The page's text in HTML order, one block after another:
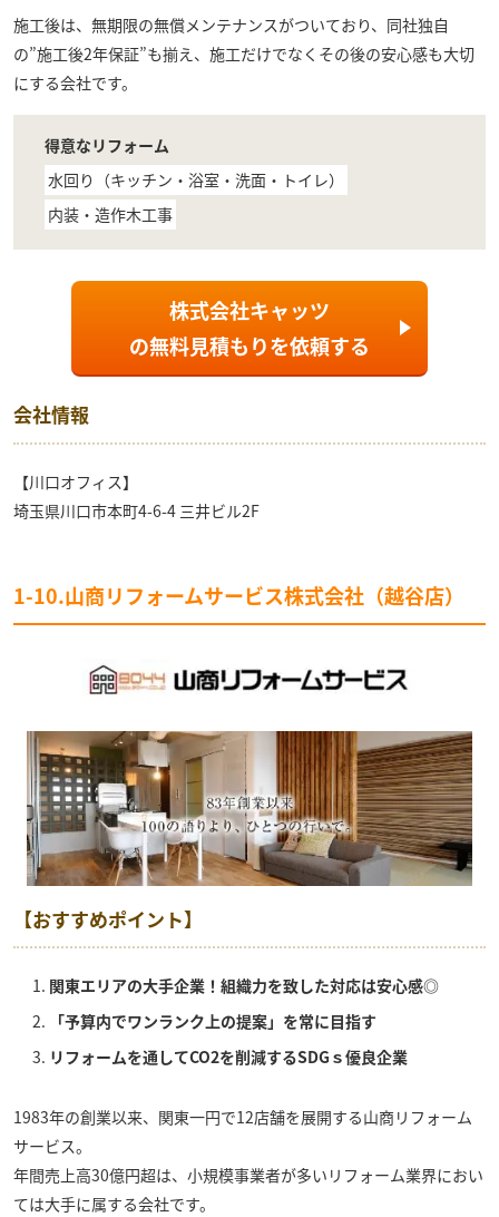
施工後は、無期限の無償メンテナンスがついており、同社独自
の”施工後2年保証”も揃え、施工だけでなくその後の安心感も大切
にする会社です。
得意なリフォーム
水回り（キッチン・浴室・洗面・トイレ）
内装・造作木工事
株式会社キャッツ
の無料見積もりを依頼する
会社情報
【川口オフィス】
埼玉県川口市本町4-6-4 三井ビル2F
1-10.山商リフォームサービス株式会社（越谷店）
【おすすめポイント】
関東エリアの大手企業！組織力を致した対応は安心感◎
「予算内でワンランク上の提案」を常に目指す
リフォームを通してCO2を削減するSDGｓ優良企業
1983年の創業以来、関東一円で12店舗を展開する山商リフォーム
サービス。
年間売上高30億円超は、小規模事業者が多いリフォーム業界におい
ては大手に属する会社です。